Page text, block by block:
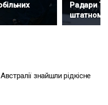
Радари
штатному
знайшли рідкісне